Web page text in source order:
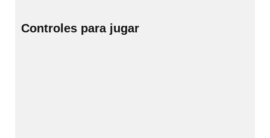
Controles para jugar